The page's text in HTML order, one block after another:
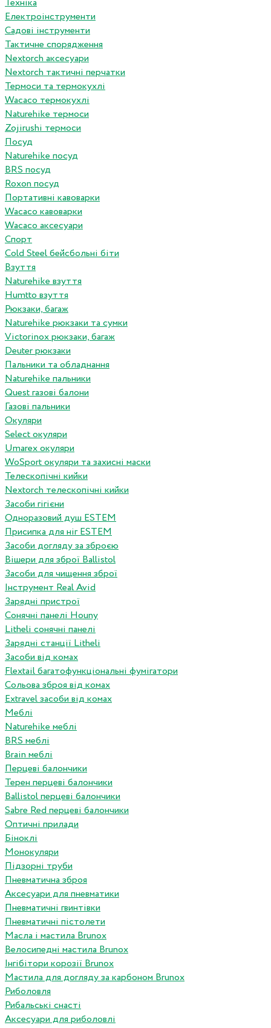
Техніка
Електроінструменти
Садові інструменти
Тактичне спорядження
Nextorch аксесуари
Nextorch тактичні перчатки
Термоси та термокухлі
Wacaco термокухлі
Naturehike термоси
Zojirushi термоси
Посуд
Naturehike посуд
BRS посуд
Roxon посуд
Портативні кавоварки
Wacaco кавоварки
Wacaco аксесуари
Спорт
Cold Steel бейсбольні біти
Взуття
Naturehike взуття
Humtto взуття
Рюкзаки, багаж
Naturehike рюкзаки та сумки
Victorinox рюкзаки, багаж
Deuter рюкзаки
Пальники та обладнання
Naturehike пальники
Quest газові балони
Газові пальники
Окуляри
Select окуляри
Umarex окуляри
WoSport окуляри та захисні маски
Телескопічні кийки
Nextorch телескопічні кийки
Засоби гігієни
Одноразовий душ ESTEM
Присипка для ніг ESTEM
Засоби догляду за зброєю
Вішери для зброї Ballistol
Засоби для чищення зброї
Інструмент Real Avid
Зарядні пристрої
Сонячні панелі Houny
Litheli сонячні панелі
Зарядні станції Litheli
Засоби від комах
Flextail багатофункціональні фумігатори
Сольова зброя від комах
Extravel засоби від комах
Меблі
Naturehike меблі
BRS меблі
Brain меблі
Перцеві балончики
Терен перцеві балончики
Ballistol перцеві балончики
Sabre Red перцеві балончики
Оптичні прилади
Біноклі
Монокуляри
Підзорні труби
Пневматична зброя
Аксесуари для пневматики
Пневматичні гвинтівки
Пневматичні пістолети
Масла і мастила Brunox
Велосипедні мастила Brunox
Інгібітори корозії Brunox
Мастила для догляду за карбоном Brunox
Риболовля
Рибальські снасті
Аксесуари для риболовлі